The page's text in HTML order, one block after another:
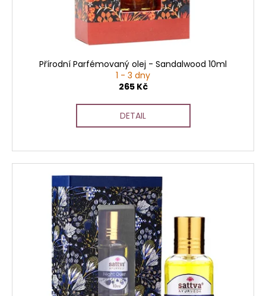
Přírodní Parfémovaný olej - Sandalwood 10ml
1 - 3 dny
265 Kč
DETAIL